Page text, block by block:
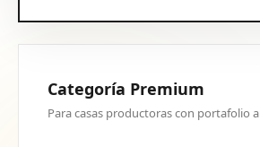
Categoría Premium
Para casas productoras con portafolio